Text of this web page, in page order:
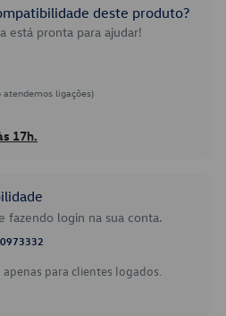
deste produto?
está pronta para ajudar!
atendemos ligações)
17h.
fazendo login na sua conta.
para clientes logados.